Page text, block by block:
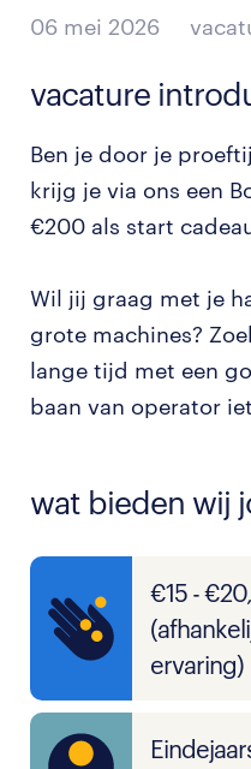
06 mei 2026
vacature
Ben je door je
krijg je via ons een
€200 als start
Wil jij graag met je
grote machines?
lange tijd met een
baan van operator
wat bieden wij
€15 -
ervaring)